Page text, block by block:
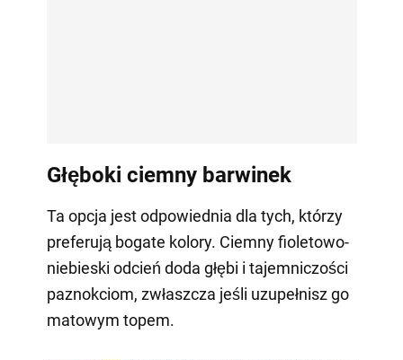
Głęboki ciemny barwinek
Ta opcja jest odpowiednia dla tych, którzy
preferują bogate kolory. Ciemny fioletowo-
niebieski odcień doda głębi i tajemniczości
paznokciom, zwłaszcza jeśli uzupełnisz go
matowym topem.